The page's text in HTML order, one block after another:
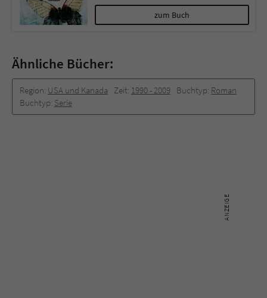
zum Buch
Ähnliche Bücher:
Region: USA und Kanada Zeit: 1990 -­ 2009 Buchtyp: Roman
Buchtyp: Serie